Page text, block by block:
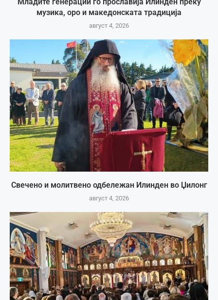
музика, оро и македонската традиција
август 4, 2026
Свечено и молитвено одбележан Илинден во Џилонг
август 4, 2026